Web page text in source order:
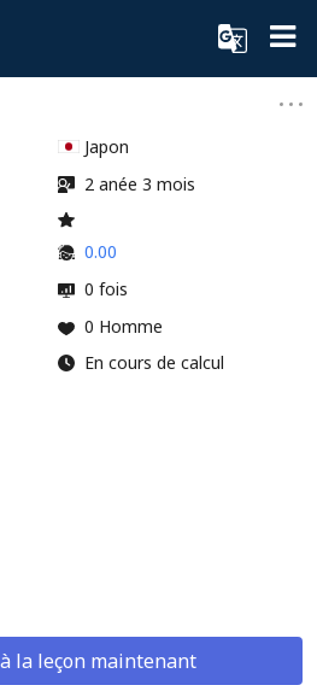
Japon
2 anée 3 mois
0.00
0 fois
0 Homme
En cours de calcul
la leçon maintenant